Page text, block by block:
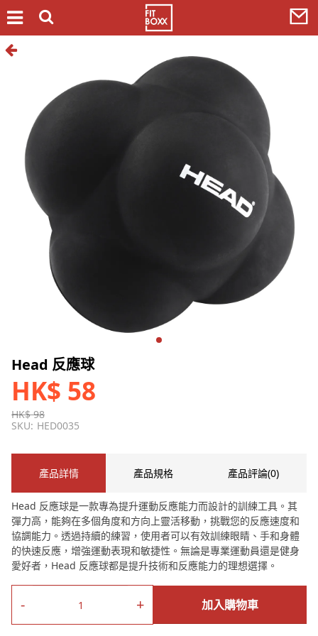
Head 反應球
HK$ 58
HK$ 98
SKU: HED0035
- + 加入購物車
產品詳情 產品規格 產品評論(0)
Head 反應球是一款專為提升運動反應能力而設計的訓練工具。其
彈力高，能夠在多個角度和方向上靈活移動，挑戰您的反應速度和
協調能力。透過持續的練習，使用者可以有效訓練眼睛、手和身體
的快速反應，增強運動表現和敏捷性。無論是專業運動員還是健身
愛好者，Head 反應球都是提升技術和反應能力的理想選擇。